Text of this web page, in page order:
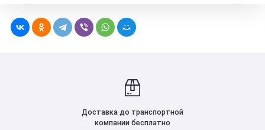
Доставка до транспортной
компании бесплатно